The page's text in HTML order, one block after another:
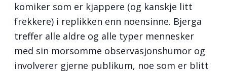
komiker som er kjappere (og kanskje litt
frekkere) i replikken enn noensinne. Bjerga
treffer alle aldre og alle typer mennesker
med sin morsomme observasjonshumor og
involverer gjerne publikum, noe som er blitt